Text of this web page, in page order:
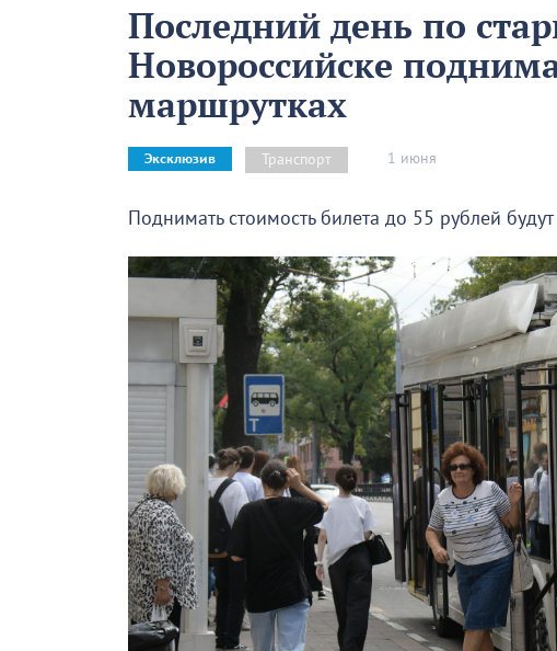
Последний день по
Новороссийске
маршрутках
Эксклюзив Транспорт 1 июня
Поднимать стоимость билета до 55 рублей